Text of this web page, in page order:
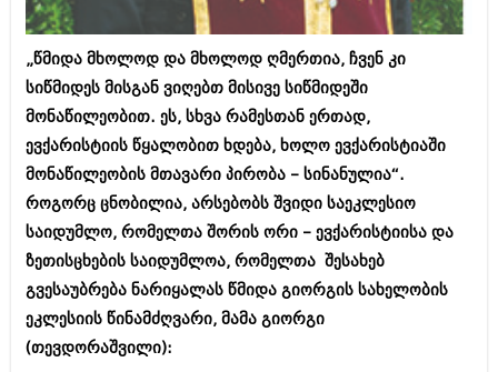
კულინარია
ავტორჩევები
ბელადები
ბიზნესსიახლეები
გვარები
თემიდას სასწორი
იუმორი
კალეიდოსკოპი
ჰოროსკოპი და შეუცნობელი
ბიზნესსიახლეები
გვარები
თემიდას სასწორი
იუმორი
კალეიდოსკოპი
ჰოროსკოპი და შეუცნობელი
კრიმინალი
რომანი და დეტექტივი
სახალისო ამბები
„წმიდა მხოლოდ და მხოლოდ ღმერთია, ჩვენ კი
სიწმიდეს მისგან ვიღებთ მისივე სიწმიდეში
მონაწილეობით. ეს, სხვა რამესთან ერთად,
ევქარისტიის წყალობით ხდება, ხოლო ევქარისტიაში
მონაწილეობის მთავარი პირობა – სინანულია“.
როგორც ცნობილია, არსებობს შვიდი საეკლესიო
საიდუმლო, რომელთა შორის ორი – ევქარისტიისა და
ზეთისცხების საიდუმლოა, რომელთა შესახებ
გვესაუბრება ნარიყალას წმიდა გიორგის სახელობის
ეკლესიის წინამძღვარი, მამა გიორგი
(თევდორაშვილი):